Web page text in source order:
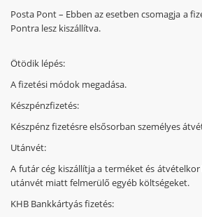
Posta Pont– Ebben az esetben csomagja a
Pontra lesz kiszállítva.
Ötödik lépés:
A fizetési módok megadása.
Készpénzfizetés:
Készpénz fizetésre elsősorban személyes
Utánvét:
A futár cég kiszállítja a terméket és
utánvét miatt felmerülő egyéb költségeket.
KHB Bankkártyás fizetés: